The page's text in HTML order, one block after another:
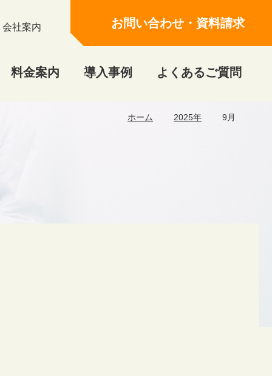
料金案内 導入事例 よくあるご質問
会社案内 お問い合わせ・資料請求
ホーム 2025年 9月